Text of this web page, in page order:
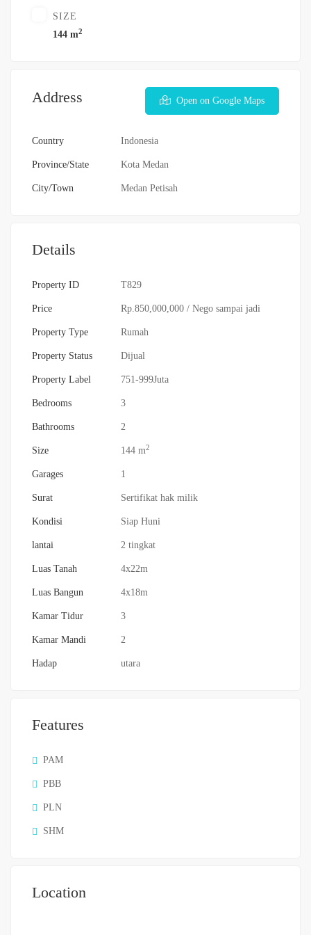
SIZE
144 m2
Address Open on Google Maps
Country Indonesia
Province/State Kota Medan
City/Town Medan Petisah
Details
Property ID T829
Price Rp.850,000,000 / Nego sampai jadi
Property Type Rumah
Property Status Dijual
Property Label 751-999Juta
Bedrooms 3
Bathrooms 2
Size 144 m2
Garages 1
Surat Sertifikat hak milik
Kondisi Siap Huni
lantai 2 tingkat
Luas Tanah 4x22m
Luas Bangun 4x18m
Kamar Tidur 3
Kamar Mandi 2
Hadap utara
Features
PAM
PBB
PLN
SHM
Location